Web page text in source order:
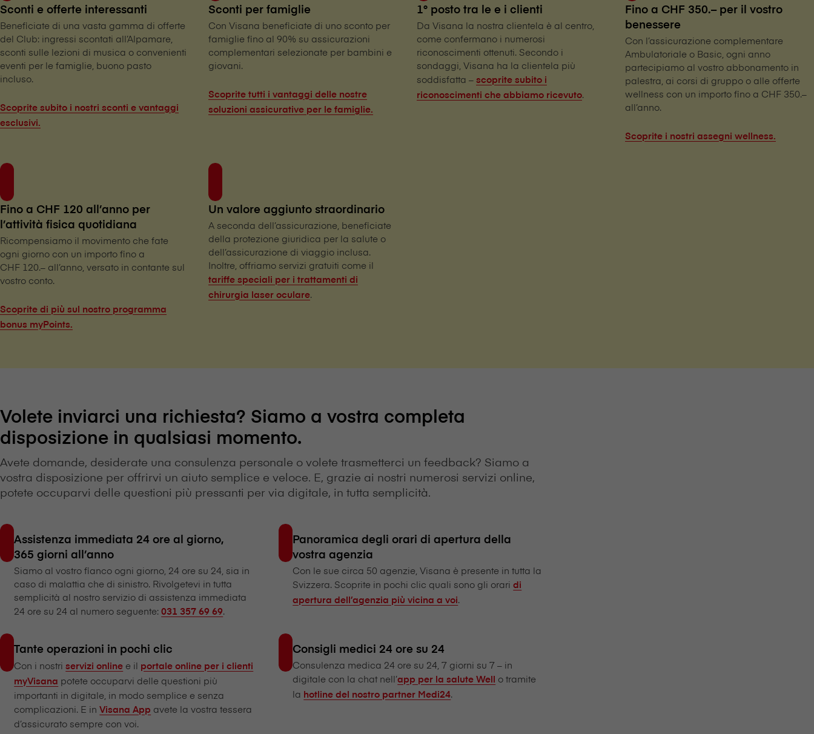
Sconti e offerte interessanti
Beneficiate di una vasta gamma di offerte
del Club: ingressi scontati all’Alpamare,
sconti sulle lezioni di musica o convenienti
eventi per le famiglie, buono pasto
incluso.
Scoprite subito i nostri sconti e vantaggi
esclusivi.
Sconti per famiglie
Con V⁠i⁠s⁠a⁠n⁠a beneficiate di uno sconto per
famiglie fino al 90% su assicurazioni
complementari selezionate per bambini e
giovani.
Scoprite tutti i vantaggi delle nostre
soluzioni assicurative per le famiglie.
1° posto tra le e i clienti
Da V⁠i⁠s⁠a⁠n⁠a la nostra clientela è al centro,
come confermano i numerosi
riconoscimenti ottenuti. Secondo i
sondaggi, V⁠i⁠s⁠a⁠n⁠a ha la clientela più
soddisfatta – scoprite subito i
riconoscimenti che abbiamo ricevuto.
Fino a CHF 350.– per il vostro
benessere
Con l’assicurazione complementare
Ambulatoriale o Basic, ogni anno
partecipiamo al vostro abbonamento in
palestra, ai corsi di gruppo o alle offerte
wellness con un importo fino a CHF 350.–
all’anno.
Scoprite i nostri assegni wellness.
Fino a CHF 120 all’anno per
l’attività fisica quotidiana
Ricompensiamo il movimento che fate
ogni giorno con un importo fino a
CHF 120.– all’anno, versato in contante sul
vostro conto.
Scoprite di più sul nostro programma
bonus myPoints.
Un valore aggiunto straordinario
A seconda dell’assicurazione, beneficiate
della protezione giuridica per la salute o
dell’assicurazione di viaggio inclusa.
Inoltre, offriamo servizi gratuiti come il
tariffe speciali per i trattamenti di
chirurgia laser oculare.
Volete inviarci una richiesta? Siamo a vostra completa
disposizione in qualsiasi momento.
Avete domande, desiderate una consulenza personale o volete trasmetterci un feedback? Siamo a
vostra disposizione per offrirvi un aiuto semplice e veloce. E, grazie ai nostri numerosi servizi online,
potete occuparvi delle questioni più pressanti per via digitale, in tutta semplicità.
Assistenza immediata 24 ore al giorno,
365 giorni all’anno
Siamo al vostro fianco ogni giorno, 24 ore su 24, sia in
caso di malattia che di sinistro. Rivolgetevi in tutta
semplicità al nostro servizio di assistenza immediata
24 ore su 24 al numero seguente:031 357 69 69.
Panoramica degli orari di apertura della
vostra agenzia
Con le sue circa 50 agenzie, V⁠i⁠s⁠a⁠n⁠a è presente in tutta la
Svizzera. Scoprite in pochi clic quali sono gli oraridi
apertura dell’agenzia più vicina a voi.
Tante operazioni in pochi clic
Con i nostriservizi online e il portale online per i clienti
myVisana potete occuparvi delle questioni più
importanti in digitale, in modo semplice e senza
complicazioni. E inV⁠i⁠s⁠a⁠n⁠a App avete la vostra tessera
d’assicurato sempre con voi.
Consigli medici 24 ore su 24
Consulenza medica 24 ore su 24, 7 giorni su 7 – in
digitale con la chat nell’app per la salute Well o tramite
la hotline del nostro partner Medi24.